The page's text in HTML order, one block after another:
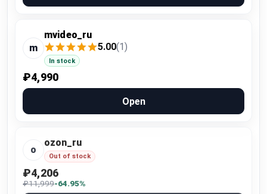
m
mvideo_ru
5.00(1)
In stock
₽4,990
Open
o
ozon_ru
Out of stock
₽4,206
₽11,999-64.95%